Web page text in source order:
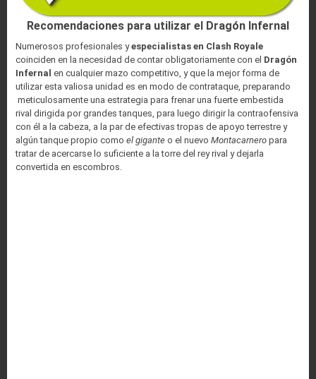
Recomendaciones para utilizar el Dragón Infernal
Numerosos profesionales yespecialistas en Clash Royale
coinciden en la necesidad de contar obligatoriamente con el Dragón
Infernal en cualquier mazo competitivo, y que la mejor forma de
utilizar esta valiosa unidad es en modo de contrataque, preparando
meticulosamente una estrategia para frenar una fuerte embestida
rival dirigida por grandes tanques, para luego dirigir la contraofensiva
con él a la cabeza, a la par de efectivas tropas de apoyo terrestre y
algún tanque propio como el gigante o el nuevo Montacarnero para
tratar de acercarse lo suficiente a la torre del rey rival y dejarla
convertida en escombros.